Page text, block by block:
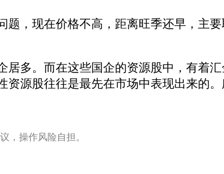
现在价格不高，距离旺季还早，主要
多。而在这些国企的资源股中，有着汇
源股往往是最先在市场中表现出来的
，操作风险自担。